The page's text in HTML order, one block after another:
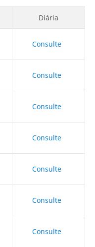
Diária
Consulte
Consulte
Consulte
Consulte
Consulte
Consulte
Consulte